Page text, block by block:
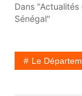
Dans "Actualités
Sénégal"
Le